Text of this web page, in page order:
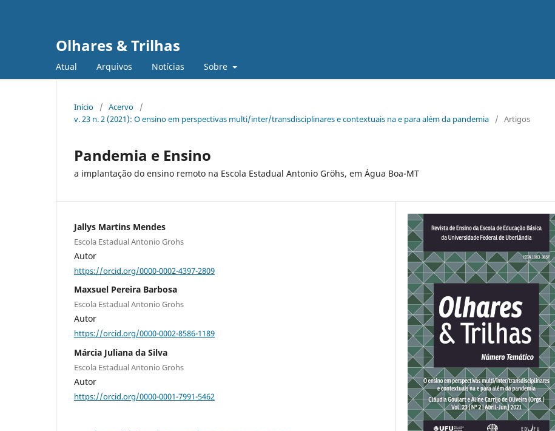
Olhares & Trilhas
Atual Arquivos Notícias Sobre
Início / Acervo
/
v. 23 n. 2 (2021): O ensino em perspectivas multi/inter/transdisciplinares e contextuais na e para além da pandemia
/ Artigos
Pandemia e Ensino
a implantação do ensino remoto na Escola Estadual Antonio Gröhs, em Água Boa-MT
Jallys Martins Mendes
Escola Estadual Antonio Grohs
Autor
https://orcid.org/0000-0002-4397-2809
Maxsuel Pereira Barbosa
Escola Estadual Antonio Grohs
Autor
https://orcid.org/0000-0002-8586-1189
Márcia Juliana da Silva
Escola Estadual Antonio Grohs
Autor
https://orcid.org/0000-0001-7991-5462